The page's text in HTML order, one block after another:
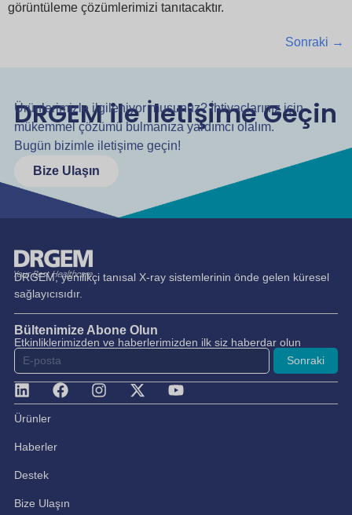
görüntüleme çözümlerimizi tanıtacaktır.
Sonraki →
DRGEM ile İletişime Geçin
Ürünlerimizle ilgileniyor musunuz? İhtiyaçlarınız için
mükemmel çözümü bulmanıza yardımcı olalım.
Bugün bizimle iletişime geçin!
Bize Ulaşın
DRGEM, yenilikçi tanısal X-ray sistemlerinin önde gelen küresel
sağlayıcısıdır.
Bültenimize Abone Olun
Etkinliklerimizden ve haberlerimizden ilk siz haberdar olun
Sonraki
Ürünler
Haberler
Destek
Bize Ulaşın